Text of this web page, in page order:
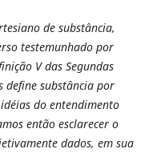
de substância,
testemunhado por
V das Segundas
define substância por
do entendimento
então esclarecer o
dados, em sua